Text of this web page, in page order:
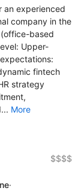
an experienced
company in the
based
Upper-
fintech
strategy
More
$$$$
·